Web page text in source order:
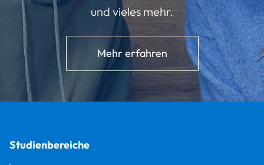
und vieles mehr.
Mehr erfahren
Studienbereiche